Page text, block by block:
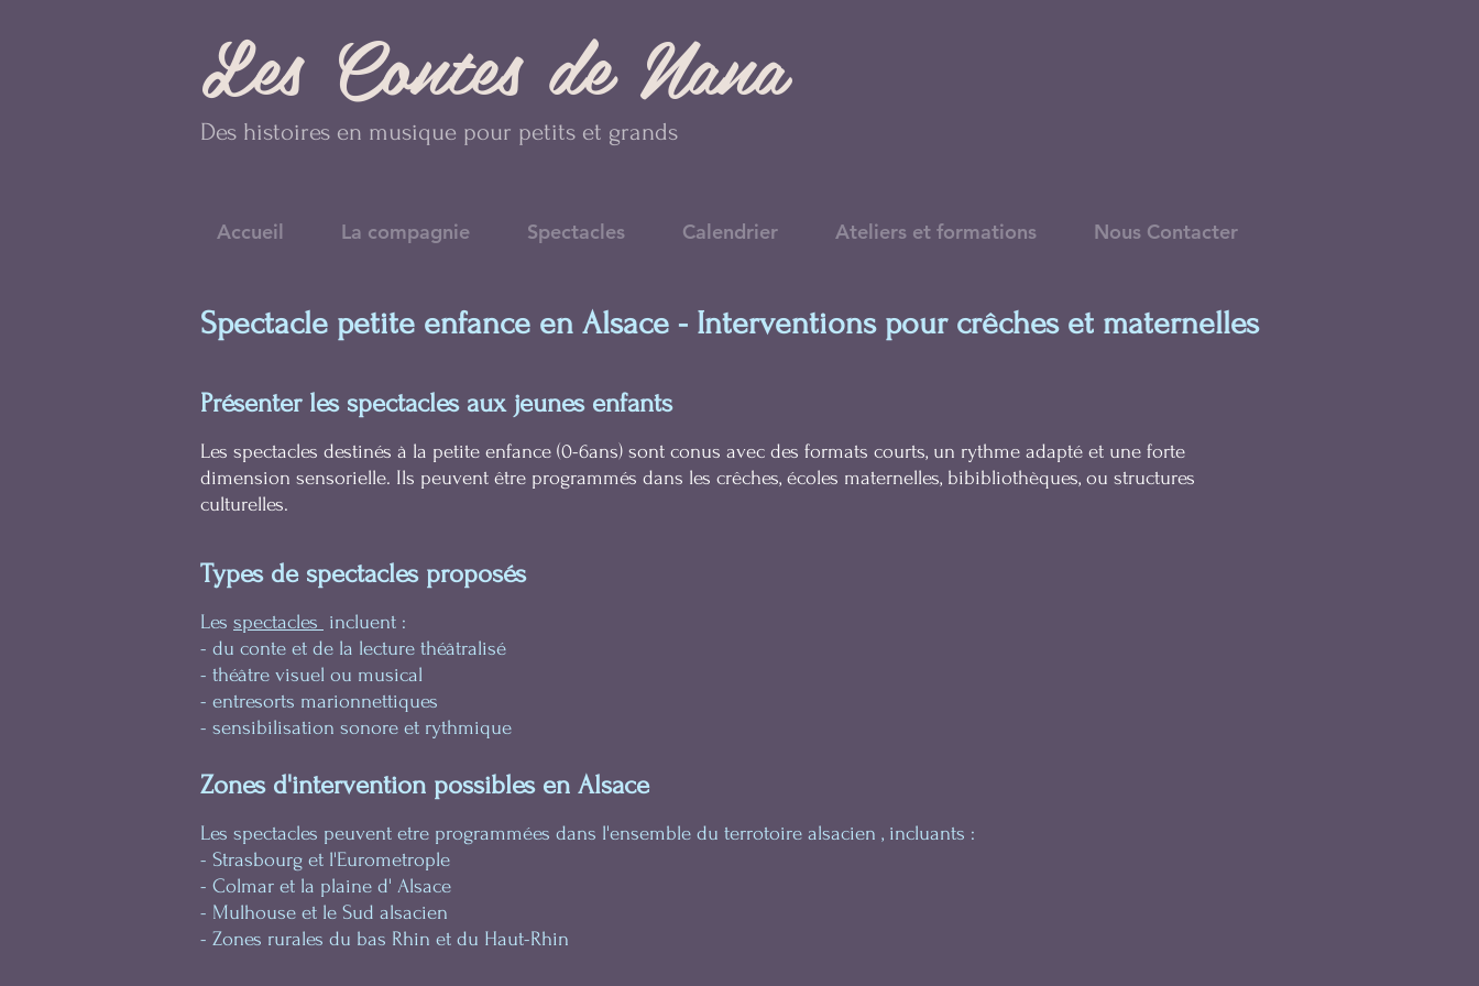
Les Contes de Nana
Des histoires en musique pour petits et grands
Accueil La compagnie Spectacles Calendrier Ateliers et formations Nous Contacter
Spectacle petite enfance en Alsace - Interventions pour crêches et maternelles
Présenter les spectacles aux jeunes enfants
Les spectacles destinés à la petite enfance (0-6ans) sont conus avec des formats courts, un rythme adapté et une forte
dimension sensorielle. Ils peuvent être programmés dans les crêches, écoles maternelles, bibibliothèques, ou structures
culturelles.
Types de spectacles proposés
Les spectacles incluent :
- du conte et de la lecture théâtralisé
- théâtre visuel ou musical
- entresorts marionnettiques
- sensibilisation sonore et rythmique
Zones d'intervention possibles en Alsace
Les spectacles peuvent etre programmées dans l'ensemble du terrotoire alsacien , incluants :
- Strasbourg et l'Eurometrople
- Colmar et la plaine d' Alsace
- Mulhouse et le Sud alsacien
- Zones rurales du bas Rhin et du Haut-Rhin